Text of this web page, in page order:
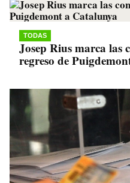
TODAS
Josep Rius marca las
regreso de